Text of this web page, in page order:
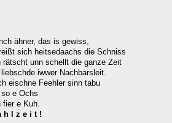
ähner, das is gewiss,
sich heitsedaachs die Schniss
rätscht unn schellt die ganze Zeit
iwwer Nachbarsleit.
eischne Feehler sinn tabu
e Ochs
fier e Kuh.
h l z e i t !